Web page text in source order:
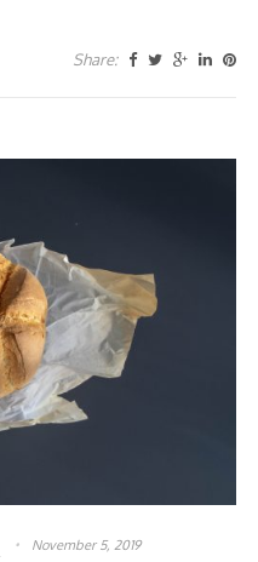
Share:
November 5, 2019